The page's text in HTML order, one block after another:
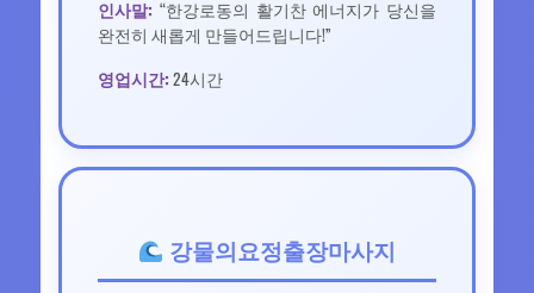
인사말: “한강로동의 활기찬 에너지가 당신을
완전히 새롭게 만들어드립니다!”
영업시간: 24시간
강물의요정출장마사지